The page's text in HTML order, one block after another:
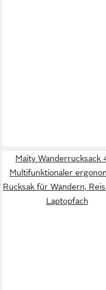
Maity Wanderrucksack
Multifunktionaler
Rucksak für Wandern,
Laptopfach